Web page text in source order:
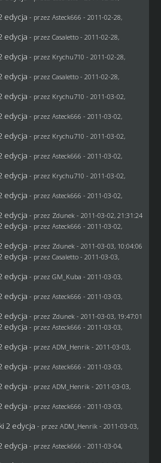
edycja - przez Asteck666 - 2011-02-28,
edycja - przez Casaletto- 2011-02-28,
edycja - przez Krychu710 - 2011-02-28,
edycja - przez Casaletto- 2011-02-28,
edycja - przez Krychu710 - 2011-03-02,
edycja - przez Asteck666 - 2011-03-02,
edycja - przez Krychu710 - 2011-03-02,
edycja - przez Asteck666 - 2011-03-02,
edycja - przez Krychu710 - 2011-03-02,
edycja - przez Asteck666 - 2011-03-02,
edycja - przez Zdunek - 2011-03-02, 21:31:24
edycja - przez Asteck666 - 2011-03-02,
edycja - przez Zdunek - 2011-03-03, 10:04:06
edycja - przez Casaletto- 2011-03-03,
edycja - przez GM_Kuba - 2011-03-03,
edycja - przez Asteck666 - 2011-03-03,
edycja - przez Zdunek - 2011-03-03, 19:47:01
edycja - przez Asteck666 - 2011-03-03,
edycja - przez ADM_Henrik - 2011-03-03,
edycja - przez Asteck666 - 2011-03-03,
edycja - przez ADM_Henrik - 2011-03-03,
edycja - przez Asteck666 - 2011-03-03,
2 edycja - przez ADM_Henrik - 2011-03-03,
edycja - przez Asteck666 - 2011-03-04,